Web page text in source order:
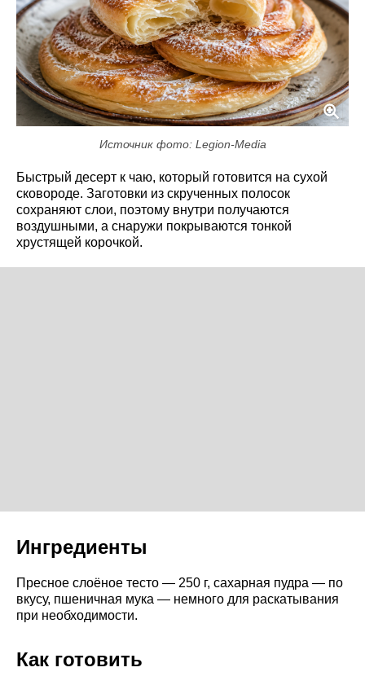
Источник фото: Legion-Media
Быстрый десерт к чаю, который готовится на сухой
сковороде. Заготовки из скрученных полосок
сохраняют слои, поэтому внутри получаются
воздушными, а снаружи покрываются тонкой
хрустящей корочкой.
Ингредиенты
Пресное слоёное тесто — 250 г, сахарная пудра — по
вкусу, пшеничная мука — немного для раскатывания
при необходимости.
Как готовить